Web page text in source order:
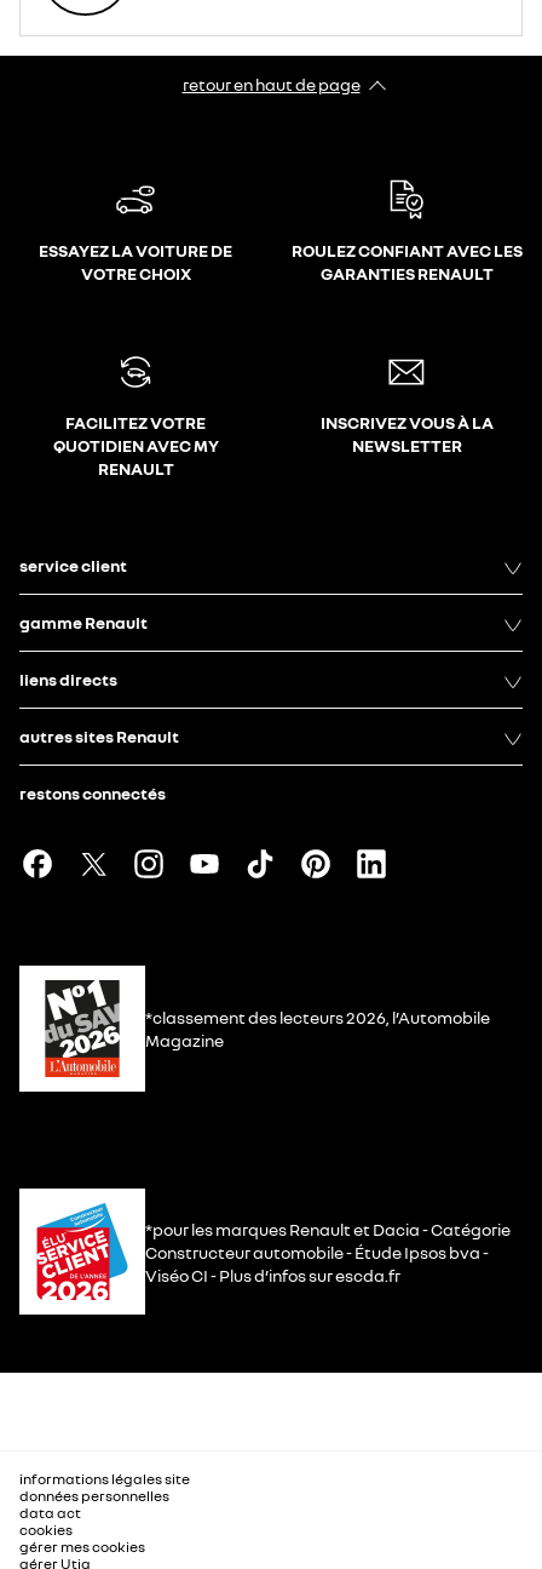
retour en haut de page​
ESSAYEZ LA VOITURE DE
VOTRE CHOIX
ROULEZ CONFIANT AVEC LES
GARANTIES RENAULT
FACILITEZ VOTRE
QUOTIDIEN AVEC MY
RENAULT
INSCRIVEZ VOUS À LA
NEWSLETTER
service client
gamme Renault
liens directs
autres sites Renault
restons connectés
*classement des lecteurs 2026, l’Automobile
Magazine
*pour les marques Renault et Dacia - Catégorie
Constructeur automobile - Étude Ipsos bva -
Viséo CI - Plus d’infos sur escda.fr
informations légales site
données personnelles
data act
cookies
gérer mes cookies
gérer Utiq